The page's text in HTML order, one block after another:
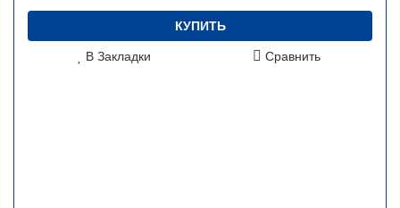
КУПИТЬ
В Закладки Сравнить